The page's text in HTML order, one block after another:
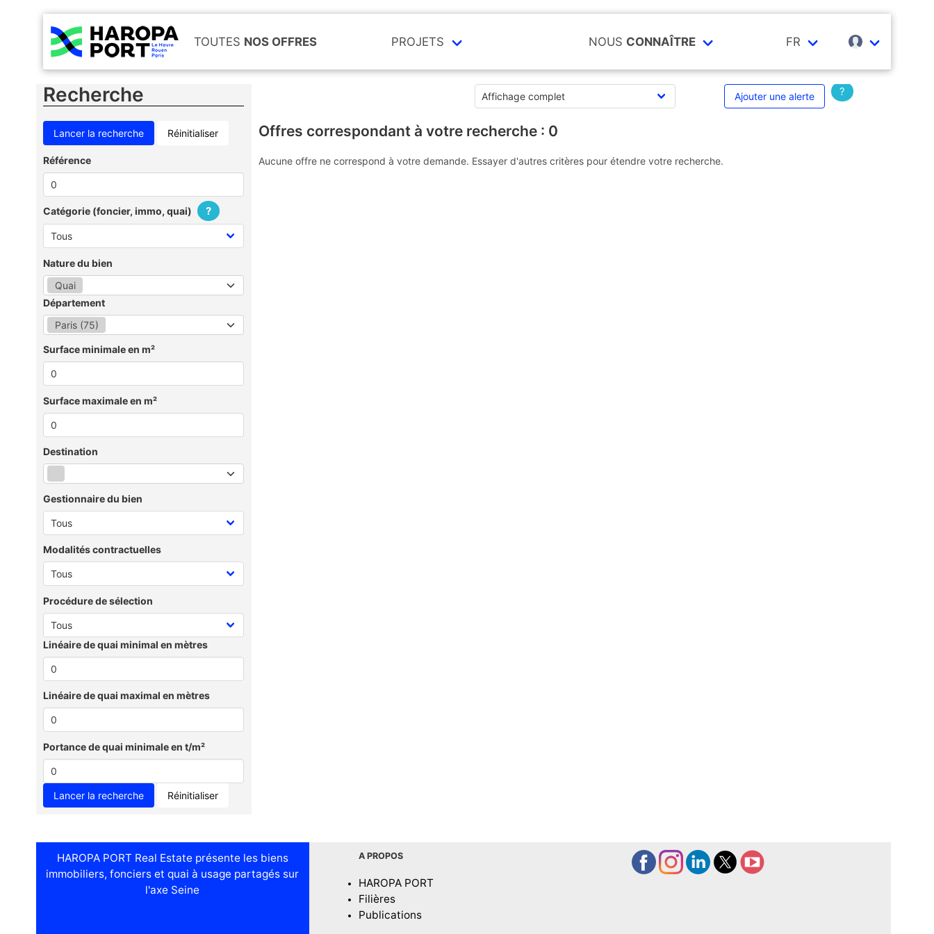
TOUTES NOS OFFRES PROJETS NOUS CONNAÎTRE FR
Recherche
Réinitialiser
Référence
Catégorie (foncier, immo, quai) ?
Nature du bien
Quai
Département
Paris (75)
Surface minimale en m²
Surface maximale en m²
Destination
Gestionnaire du bien
Modalités contractuelles
Procédure de sélection
Linéaire de quai minimal en mètres
Linéaire de quai maximal en mètres
Portance de quai minimale en t/m²
Réinitialiser
Ajouter une alerte ?
Offres correspondant à votre recherche : 0
Aucune offre ne correspond à votre demande. Essayer d'autres critères pour étendre votre recherche.
HAROPA PORT Real Estate présente les biens
immobiliers, fonciers et quai à usage partagés sur
l'axe Seine
A PROPOS
HAROPA PORT
Filières
Publications